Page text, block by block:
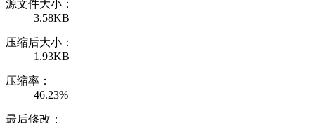
源文件大小：
3.58KB
压缩后大小：
1.93KB
压缩率：
46.23%
最后修改：